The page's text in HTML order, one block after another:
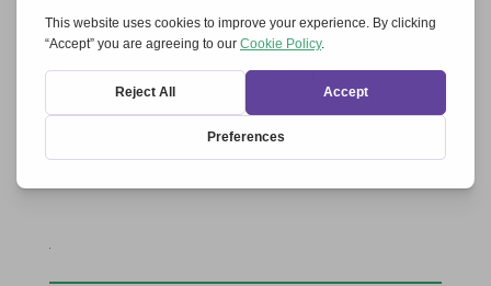
Name, E-Mail-Adresse und Website in diesem
Browser für meinen nächsten Kommentar speichern.
Kommentar abschicken